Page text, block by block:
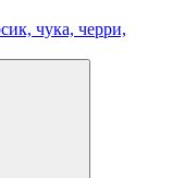
чука, черри,